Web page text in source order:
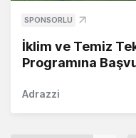
SPONSORLU
İklim ve Temiz
Programına
Adrazzi